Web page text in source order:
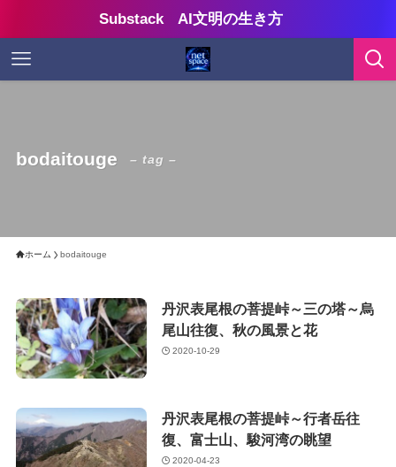
Substack AI文明の生き方
bodaitouge – tag –
ホーム bodaitouge
丹沢表尾根の菩提峠～三の塔～烏
尾山往復、秋の風景と花
2020-10-29
丹沢表尾根の菩提峠～行者岳往
復、富士山、駿河湾の眺望
2020-04-23